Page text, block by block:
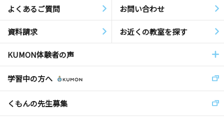
よくあるご質問 お問い合わせ
資料請求 お近くの教室を探す
KUMON体験者の声
学習中の方へ
くもんの先生募集